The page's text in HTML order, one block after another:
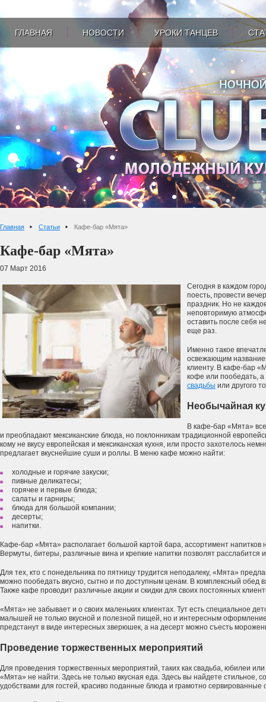
ГЛАВНАЯ НОВОСТИ УРОКИ ТАНЦЕВ
Главная Статьи Кафе-бар «Мята»
Кафе-бар «Мята»
07 Март 2016
Сегодня в каждом
поесть, провести
праздник. Но не
неповторимую
оставить после себя
еще раз.
Именно такое
освежающим
клиенту. В кафе-бар
кофе или пообедать,
свадьбы или другого
Необычайная
В кафе-бар «Мята»
и преобладают мексиканские блюда, но поклонникам традиционной
кому не вкусу европейская и мексиканская кухня, или просто захотелось
предлагает вкуснейшие суши и роллы. В меню кафе можно найти:
холодные и горячие закуски;
пивные деликатесы;
горячее и первые блюда;
салаты и гарниры;
блюда для большой компании;
десерты;
напитки.
Кафе-бар «Мята» располагает большой картой бара, ассортимент напитков
Вермуты, битеры, различные вина и крепкие напитки позволят расслабится
Для тех, кто с понедельника по пятницу трудится неподалеку, «Мята»
можно пообедать вкусно, сытно и по доступным ценам. В комплексный обед
Также кафе проводит различные акции и скидки для своих постоянных
«Мята» не забывает и о своих маленьких клиентах. Тут есть специальное
малышей не только вкусной и полезной пищей, но и интересным
предстанут в виде интересных зверюшек, а на десерт можно съесть
Проведение торжественных мероприятий
Для проведения торжественных мероприятий, таких как свадьба, юбилеи
«Мята» не найти. Здесь не только вкусная еда. Здесь вы найдете стильное,
удобствами для гостей, красиво поданные блюда и грамотно сервированные